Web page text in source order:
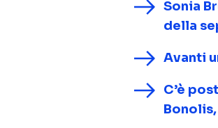
Sonia
della
Avanti
C’è